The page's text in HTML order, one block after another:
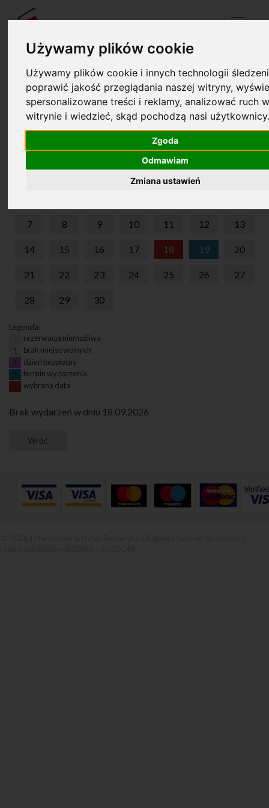
Używamy plików cookie
Używamy plików cookie i innych technologii
poprawić jakość przeglądania naszej witryny,
spersonalizowane treści i reklamy, analizować ruch
witrynie i wiedzieć, skąd pochodzą nasi
Zgoda
Odmawiam
Zmiana ustawień
Menu
pl en
Twój koszyk jest pusty!
KRAINA DŹWIĘKÓW
WRZESIEŃ 2026
PON WT ŚR CZW PIĄ SOB NIE
7 8 9 10 11 12 13
14 15 16 17 18 19 20
21 22 23 24 25 26 27
28 29 30
Legenda:
rezerwacja niemożliwa
1
brak miejsc wolnych
1
dzień bezpłatny
termin wydarzenia
1
wybrana data
Brak wydarzeń w dniu 18.09.2026